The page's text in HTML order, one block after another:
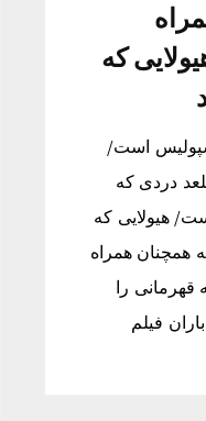
که
است/
دردی که
هیولایی که
همچنان همراه
را